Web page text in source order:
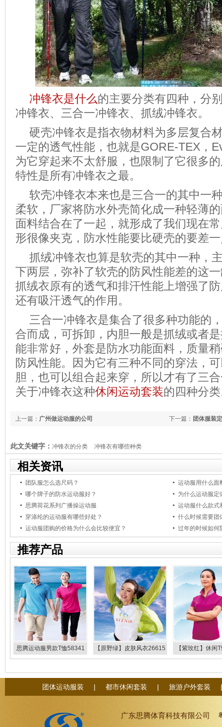
冲锋衣是什么的主要分类有四种，分
冲锋衣、三合一冲锋衣、抓绒冲锋衣。
硬壳冲锋衣是指衣物材料为多层复合
一定的透气性能，也就是GORE-TEX，
为它穿起来不太舒服，也限制了它很多
特性是所有冲锋衣之最。
软壳冲锋衣本来也是三合一的其中一
柔软，厂家将防水外壳简化成一种轻薄
面料结合在了一起，就形成了我们现在
形很像夹克，防水性能要比硬壳的要差
抓绒冲锋衣也算是软壳的其中一种，
下两层，弥补了软壳的防风性能差的这
抓绒衣原有的透气和排汗性能上增强了
还有吸汗透气的作用。
三合一冲锋衣是集合了很多种功能的
合而成，可拆卸，内胆一般是抓绒或者
能非常好，外套是防水功能面料，质量
防风性能。因为它有三种不同的穿法，
胆，也可以组合起来穿，所以才有了三
关于冲锋衣这种休闲运动套装的四种分
下一篇： 团体服装
上一篇： 广州做运动服的公司
此文关键字： 冲锋衣的分类 冲锋衣有哪些种类
相关资讯
团队服怎么选尺码？
运动服用什么面
哪个牌子的防水运动服好？
为什么运动服定
思腾荷花系列广播操运动服
运动服什么款式
穿涤纶的运动服有哪些好处？
什么时候需要团
运动服团购的价格为什么会比较便宜？
过年的时候如何
推荐产品
思腾运动服男款T恤58341
【原野绿】皮肤风衣26615
26616
【紫玫红】休闲
58332
团体运动服装 | 都市休闲套装 | 旅游户外套装
广东思腾体育科技有限公司